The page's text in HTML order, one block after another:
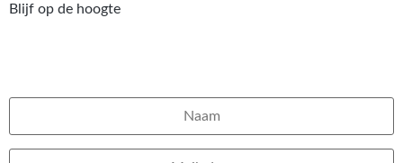
Blijf op de hoogte